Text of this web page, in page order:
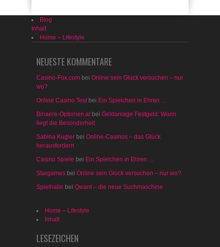
Blog
Inhalt
Home – Lifestyle
NEUESTE KOMMENTARE
Casino-Fox.com bei Online sein Glück versuchen – nur
wo?
Online Casino Testbei Ein Spielchen in Ehren …
Binaere-Optionen.atbei Geldanlage Festgeld: Worin
liegt die Besonderheit
Sabina Kugler bei Online-Casinos – das Glück
herausfordern
Casino Spiele bei Ein Spielchen in Ehren …
Stargames bei Online sein Glück versuchen – nur wo?
Spielhalle bei Qwant – die neue Suchmaschine
Home – Lifestyle
Inhalt
LESEZEICHEN